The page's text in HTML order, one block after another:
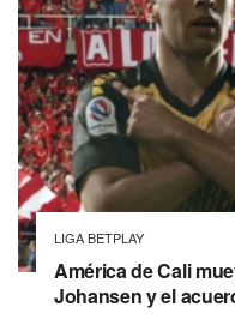
LIGA BETPLAY
América de Cali
Johansen y el